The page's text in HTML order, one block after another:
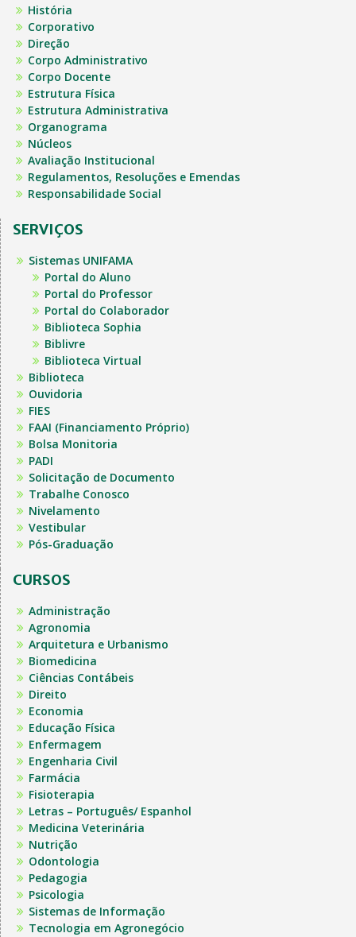
História
Corporativo
Direção
Corpo Administrativo
Corpo Docente
Estrutura Física
Estrutura Administrativa
Organograma
Núcleos
Avaliação Institucional
Regulamentos, Resoluções e Emendas
Responsabilidade Social
SERVIÇOS
Sistemas UNIFAMA
Portal do Aluno
Portal do Professor
Portal do Colaborador
Biblioteca Sophia
Biblivre
Biblioteca Virtual
Biblioteca
Ouvidoria
FIES
FAAI (Financiamento Próprio)
Bolsa Monitoria
PADI
Solicitação de Documento
Trabalhe Conosco
Nivelamento
Vestibular
Pós-Graduação
CURSOS
Administração
Agronomia
Arquitetura e Urbanismo
Biomedicina
Ciências Contábeis
Direito
Economia
Educação Física
Enfermagem
Engenharia Civil
Farmácia
Fisioterapia
Letras – Português/ Espanhol
Medicina Veterinária
Nutrição
Odontologia
Pedagogia
Psicologia
Sistemas de Informação
Tecnologia em Agronegócio